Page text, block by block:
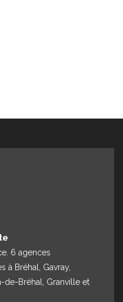
l'Aumesle ou au 02 33 46
6 agences
à Bréhal, Gavray,
de-Bréhal, Granville et